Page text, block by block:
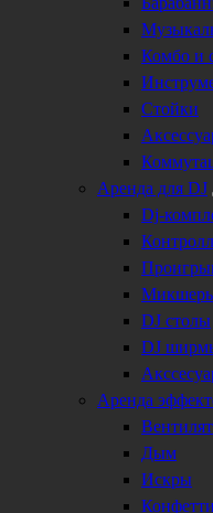
Комбо и
Стойки
Аренда для DJ
Dj-
DJ столы
DJ
Аренда
Дым
Искры
Конфетти